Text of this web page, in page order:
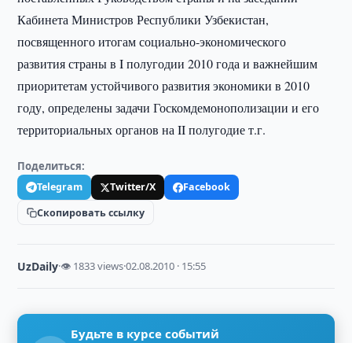
Кабинета Министров Республики Узбекистан,
посвященного итогам социально-экономического
развития страны в I полугодии 2010 года и важнейшим
приоритетам устойчивого развития экономики в 2010
году, определены задачи Госкомдемонополизации и его
территориальных органов на II полугодие т.г.
Поделиться:
Telegram Twitter/X
Facebook
Скопировать ссылку
UzDaily·👁 1833 views·02.08.2010 · 15:55
Будьте в курсе событий